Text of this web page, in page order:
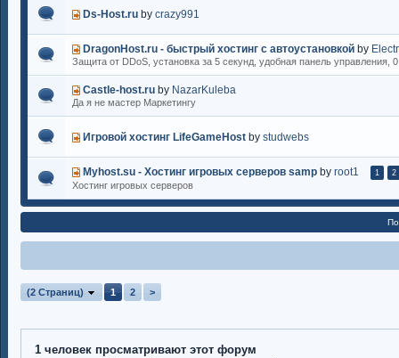
Ds-Host.ru by crazy991
DragonHost.ru - быстрый хостинг с автоустановкой by
Защита от DDoS, установка за 5 секунд, удобная панель управления,
Castle-host.ru by NazarKuleba
Да я не мастер Маркетингу
Игровой хостинг LifeGameHost by studwebs
Myhost.su - Хостинг игровых серверов samp by root1 1 2
Хостинг игровых серверов
(2 Страниц) 1 2 >
1 человек просматривают этот форум